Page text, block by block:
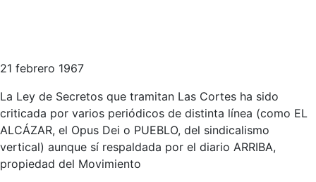
21 febrero 1967
La Ley de Secretos que tramitan Las Cortes ha sido
criticada por varios periódicos de distinta línea (como EL
ALCÁZAR, el Opus Dei o PUEBLO, del sindicalismo
vertical) aunque sí respaldada por el diario ARRIBA,
propiedad del Movimiento